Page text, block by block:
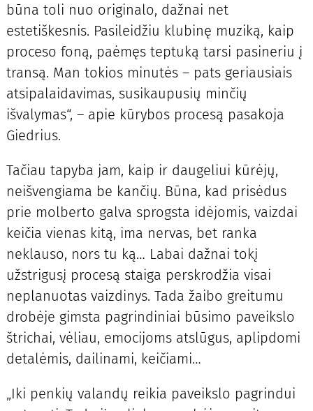
būna toli nuo originalo, dažnai net
estetiškesnis. Pasileidžiu klubinę muziką, kaip
proceso foną, paėmęs teptuką tarsi pasineriu į
transą. Man tokios minutės – pats geriausiais
atsipalaidavimas, susikaupusių minčių
išvalymas“, – apie kūrybos procesą pasakoja
Giedrius.
Tačiau tapyba jam, kaip ir daugeliui kūrėjų,
neišvengiama be kančių. Būna, kad prisėdus
prie molberto galva sprogsta idėjomis, vaizdai
keičia vienas kitą, ima nervas, bet ranka
neklauso, nors tu ką… Labai dažnai tokį
užstrigusį procesą staiga perskrodžia visai
neplanuotas vaizdinys. Tada žaibo greitumu
drobėje gimsta pagrindiniai būsimo paveikslo
štrichai, vėliau, emocijoms atslūgus, aplipdomi
detalėmis, dailinami, keičiami…
„Iki penkių valandų reikia paveikslo pagrindui